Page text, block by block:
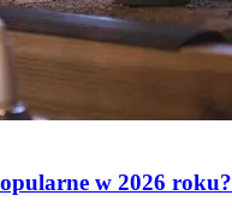
w 2026 roku?